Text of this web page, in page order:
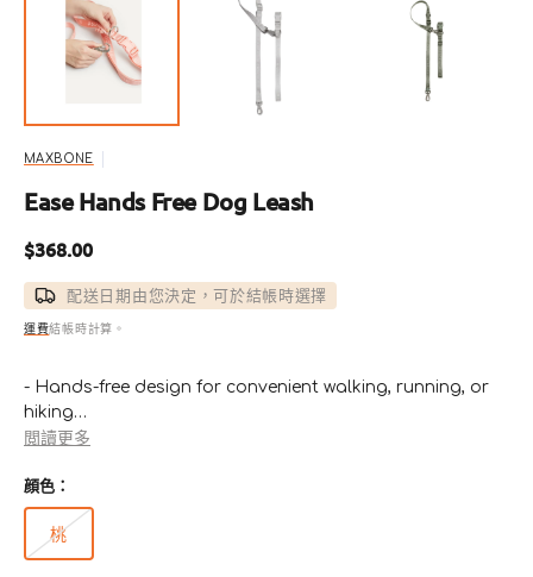
體
檔
MAXBONE
Ease Hands Free Dog Leash
定
價
$368.00
配送日期由您決定，可於結帳時選擇
運費結帳時計算。
- Hands-free design for convenient walking, running, or
hiking
- Adjustable length for customized comfort and control
- Comfortable fit for both you and your dog
- Stylish and functional, perfect for active lifestyles
閲讀更多
顔色：
桃
版